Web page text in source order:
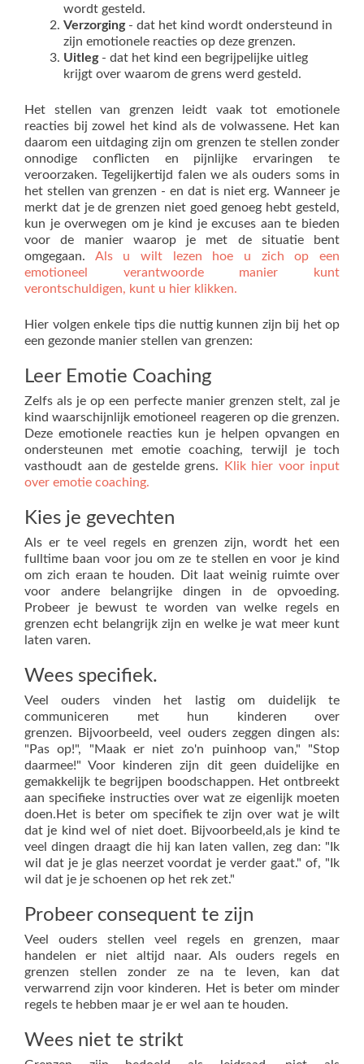
wordt gesteld.
Verzorging - dat het kind wordt ondersteund in
zijn emotionele reacties op deze grenzen.
Uitleg- dat het kind een begrijpelijke uitleg
krijgt over waarom de grens werd gesteld.
Het stellen van grenzen leidt vaak tot emotionele
reacties bij zowel het kind als de volwassene. Het kan
daarom een uitdaging zijn om grenzen te stellen zonder
onnodige conflicten en pijnlijke ervaringen te
veroorzaken. Tegelijkertijd falen we als ouders soms in
het stellen van grenzen - en dat is niet erg. Wanneer je
merkt dat je de grenzen niet goed genoeg hebt gesteld,
kun je overwegen om je kind je excuses aan te bieden
voor de manier waarop je met de situatie bent
omgegaan. Als u wilt lezen hoe u zich op een
emotioneel verantwoorde manier kunt
verontschuldigen, kunt u hier klikken.
Hier volgen enkele tips die nuttig kunnen zijn bij het op
een gezonde manier stellen van grenzen:
Leer Emotie Coaching
Zelfs als je op een perfecte manier grenzen stelt, zal je
kind waarschijnlijk emotioneel reageren op die grenzen.
Deze emotionele reacties kun je helpen opvangen en
ondersteunen met emotie coaching, terwijl je toch
vasthoudt aan de gestelde grens. Klik hier voor input
over emotie coaching.
Kies je gevechten
Als er te veel regels en grenzen zijn, wordt het een
fulltime baan voor jou om ze te stellen en voor je kind
om zich eraan te houden. Dit laat weinig ruimte over
voor andere belangrijke dingen in de opvoeding.
Probeer je bewust te worden van welke regels en
grenzen echt belangrijk zijn en welke je wat meer kunt
laten varen.
Wees specifiek.
Veel ouders vinden het lastig om duidelijk te
communiceren met hun kinderen over
grenzen. Bijvoorbeeld, veel ouders zeggen dingen als:
"Pas op!", "Maak er niet zo'n puinhoop van," "Stop
daarmee!" Voor kinderen zijn dit geen duidelijke en
gemakkelijk te begrijpen boodschappen. Het ontbreekt
aan specifieke instructies over wat ze eigenlijk moeten
doen.Het is beter om specifiek te zijn over wat je wilt
dat je kind wel of niet doet. Bijvoorbeeld,als je kind te
veel dingen draagt die hij kan laten vallen, zeg dan: "Ik
wil dat je je glas neerzet voordat je verder gaat." of, "Ik
wil dat je je schoenen op het rek zet."
Probeer consequent te zijn
Veel ouders stellen veel regels en grenzen, maar
handelen er niet altijd naar. Als ouders regels en
grenzen stellen zonder ze na te leven, kan dat
verwarrend zijn voor kinderen. Het is beter om minder
regels te hebben maar je er wel aan te houden.
Wees niet te strikt